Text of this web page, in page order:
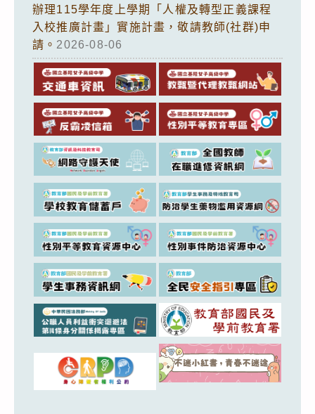
辦理115學年度上學期「人權及轉型正義課程
入校推廣計畫」實施計畫，敬請教師(社群)申
請。 2026-08-06